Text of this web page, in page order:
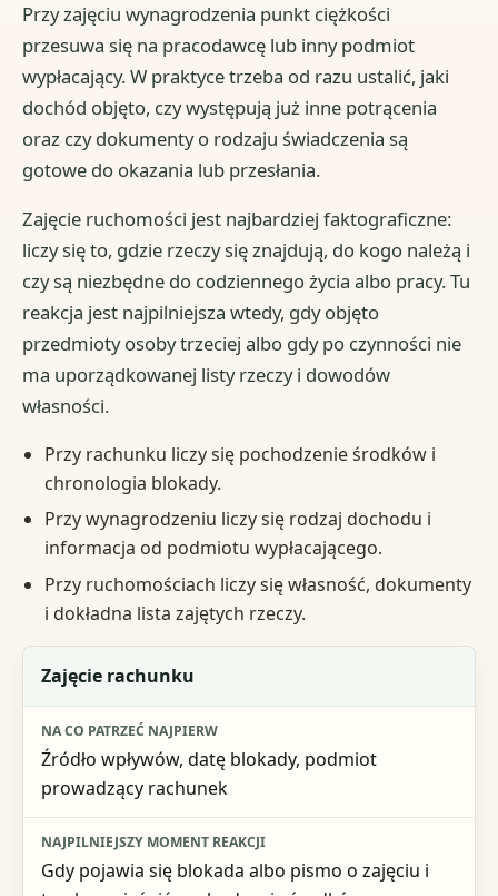
Przy zajęciu wynagrodzenia punkt ciężkości
przesuwa się na pracodawcę lub inny podmiot
wypłacający. W praktyce trzeba od razu ustalić, jaki
dochód objęto, czy występują już inne potrącenia
oraz czy dokumenty o rodzaju świadczenia są
gotowe do okazania lub przesłania.
Zajęcie ruchomości jest najbardziej faktograficzne:
liczy się to, gdzie rzeczy się znajdują, do kogo należą i
czy są niezbędne do codziennego życia albo pracy. Tu
reakcja jest najpilniejsza wtedy, gdy objęto
przedmioty osoby trzeciej albo gdy po czynności nie
ma uporządkowanej listy rzeczy i dowodów
własności.
Przy rachunku liczy się pochodzenie środków i
chronologia blokady.
Przy wynagrodzeniu liczy się rodzaj dochodu i
informacja od podmiotu wypłacającego.
Przy ruchomościach liczy się własność, dokumenty
i dokładna lista zajętych rzeczy.
Rodzaj czynności
Na co patrzeć najpierw
Najpilniejszy moment reakcji
Zajęcie rachunku
Źródło wpływów, datę blokady, podmiot
prowadzący rachunek
Gdy pojawia się blokada albo pismo o zajęciu i